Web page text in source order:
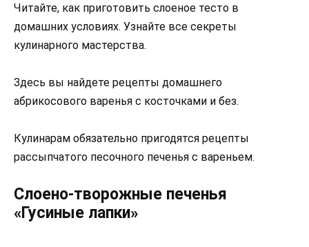
Читайте, как приготовить слоеное тесто в
домашних условиях. Узнайте все секреты
кулинарного мастерства.
Здесь вы найдете рецепты домашнего
абрикосового варенья с косточками и без.
Кулинарам обязательно пригодятся рецепты
рассыпчатого песочного печенья с вареньем.
Слоено-творожные печенья
«Гусиные лапки»